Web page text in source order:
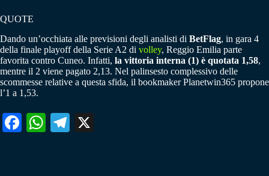
QUOTE
Dando un’occhiata alle previsioni degli analisti di BetFlag, in gara 4
della finale playoff della Serie A2 di volley, Reggio Emilia parte
favorita contro Cuneo. Infatti, la vittoria interna (1) è quotata 1,58,
mentre il 2 viene pagato 2,13. Nel palinsesto complessivo delle
scommesse relative a questa sfida, il bookmaker Planetwin365 propone
l’1 a 1,53.
Fa W
Te